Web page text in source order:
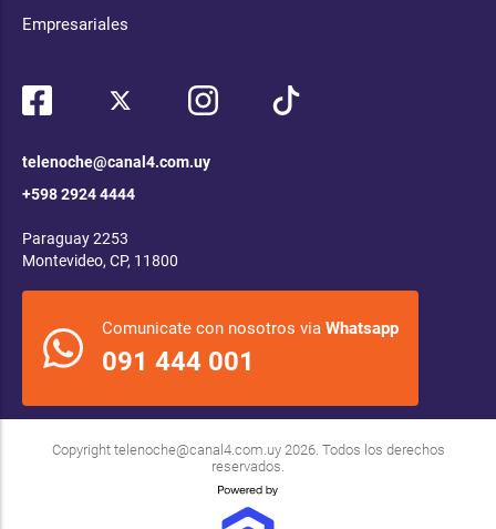
Empresariales
telenoche@canal4.com.uy
+598 2924 4444
Paraguay 2253
Montevideo, CP, 11800
Comunicate con nosotros via Whatsapp
091 444 001
Copyright telenoche@canal4.com.uy2026. Todos los derechos
reservados.